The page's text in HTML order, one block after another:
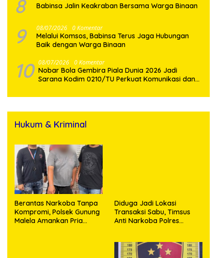
8 Babinsa Jalin Keakraban Bersama Warga Binaan
9 08/07/2026 0 Komentar
Melalui Komsos, Babinsa Terus Jaga Hubungan
Baik dengan Warga Binaan
10 08/07/2026 0 Komentar
Nobar Bola Gembira Piala Dunia 2026 Jadi
Sarana Kodim 0210/TU Perkuat Komunikasi dan
Hukum & Kriminal
Berantas Narkoba Tanpa
Kompromi, Polsek Gunung
Malela Amankan Pria
Diduga Jadi Lokasi
Transaksi Sabu, Timsus
Anti Narkoba Polres
63,67 Gram Sabu